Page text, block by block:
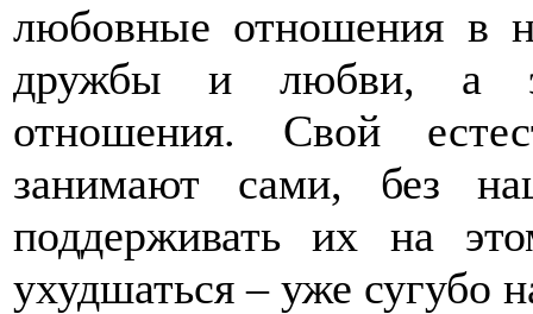
любовные отношения в
дружбы и любви,
отношения. Свой
занимают сами, без
поддерживать их на
ухудшаться – уже сугубо